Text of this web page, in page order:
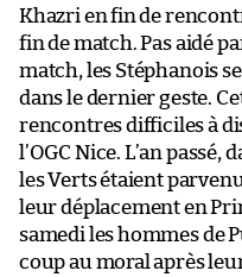
Khazri en fin de
fin de match. Pas aidé
match, les Stéphanois
dans le dernier geste.
rencontres difficiles à
l’OGC Nice. L’an
les Verts étaient
leur déplacement en
samedi les hommes de
coup au moral après